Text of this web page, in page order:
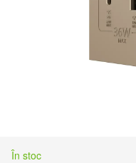
În stoc